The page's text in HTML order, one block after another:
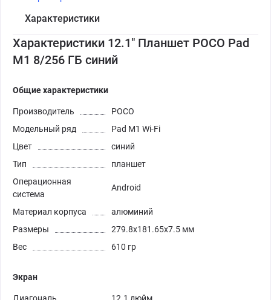
Характеристики
Характеристики 12.1" Планшет POCO Pad
M1 8/256 ГБ синий
Общие характеристики
Производитель
POCO
Модельный ряд
Pad M1 Wi-Fi
Цвет
синий
Тип
планшет
Операционная
система
Android
Материал корпуса
алюминий
Размеры
279.8x181.65x7.5 мм
Вес
610 гр
Экран
Диагональ
12.1 дюйм